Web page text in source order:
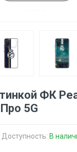
ФК
5G
Доступность: В